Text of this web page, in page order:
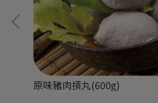
原味豬肉摃丸(600g)